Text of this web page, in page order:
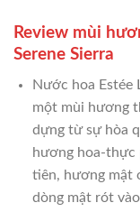
Review mùi
Serene Sierra
Nước hoa Estée
một mùi hương
dựng từ sự hòa
hương hoa-thực
tiên, hương mật
dòng mật rót